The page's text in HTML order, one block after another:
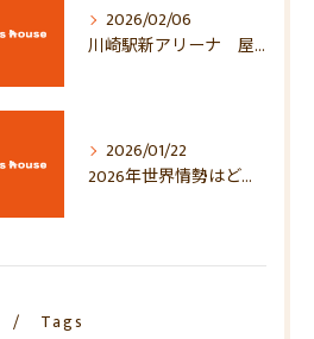
2026/02/06
川崎駅新アリーナ 屋上がすごい！
2026/01/22
2026年世界情勢はどう動く？地政学・経済・マーケットへの影響を徹底考察
Tags